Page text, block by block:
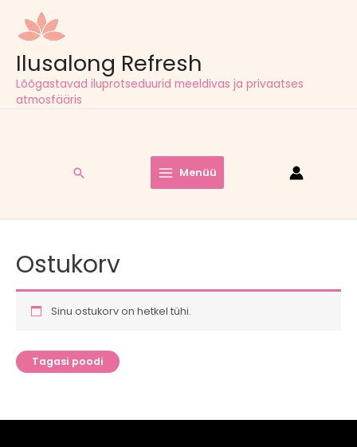
60,00€
Ilusalong Refresh
Lõõgastavad iluprotseduurid meeldivas ja privaatses
atmosfääris
Search
Main
Menüü
Ostukorv
Sinu ostukorv on hetkel tühi.
Tagasi poodi